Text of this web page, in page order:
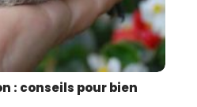
: conseils pour bien